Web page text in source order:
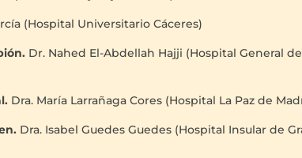
(Hospital Universitario Cáceres)
Dr. Nahed El-Abdellah Hajji (Hospital General de
Dra. María Larrañaga Cores (Hospital La Paz de
Dra. Isabel Guedes Guedes (Hospital Insular de